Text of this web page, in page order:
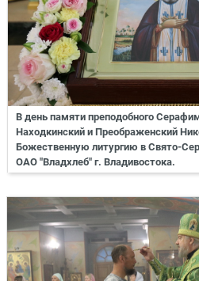
В день памяти преподобного
Находкинский и Преображенский
Божественную литургию в Свято-
ОАО "Владхлеб" г. Владивостока.